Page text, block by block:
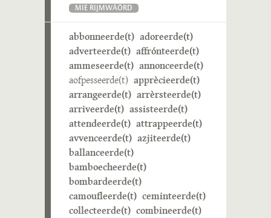
MIE RIJMWÄÖRD
abbonneerde(t) adoreerde(t)
adverteerde(t) affrónteerde(t)
ammeseerde(t) annonceerde(t)
aofpesseerde(t) apprècieerde(t)
arrangeerde(t) arrèrsteerde(t)
arriveerde(t) assisteerde(t)
attendeerde(t) attrappeerde(t)
avvenceerde(t) azjiteerde(t)
ballanceerde(t)
bamboecheerde(t)
bombardeerde(t)
camoufleerde(t) ceminteerde(t)
collecteerde(t) combineerde(t)